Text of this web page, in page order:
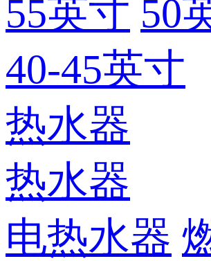
55英寸 50
40-45英寸
热水器
热水器
电热水器